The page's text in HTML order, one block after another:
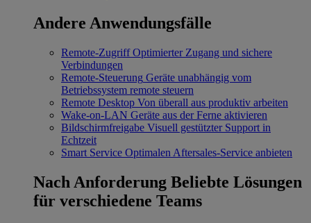
Andere Anwendungsfälle
Remote-Zugriff Optimierter Zugang und sichere
Verbindungen
Remote-Steuerung Geräte unabhängig vom
Betriebssystem remote steuern
Remote Desktop Von überall aus produktiv arbeiten
Wake-on-LAN Geräte aus der Ferne aktivieren
Bildschirmfreigabe Visuell gestützter Support in
Echtzeit
Smart Service Optimalen Aftersales-Service anbieten
Nach Anforderung Beliebte Lösungen
für verschiedene Teams